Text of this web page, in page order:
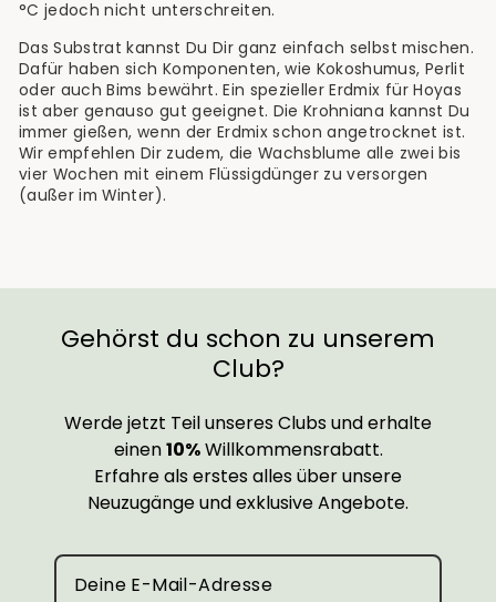
°C jedoch nicht unterschreiten.
Das Substrat kannst Du Dir ganz einfach selbst mischen.
Dafür haben sich Komponenten, wie Kokoshumus, Perlit
oder auch Bims bewährt. Ein spezieller Erdmix für Hoyas
ist aber genauso gut geeignet. Die Krohniana kannst Du
immer gießen, wenn der Erdmix schon angetrocknet ist.
Wir empfehlen Dir zudem, die Wachsblume alle zwei bis
vier Wochen mit einem Flüssigdünger zu versorgen
(außer im Winter).
Gehörst du schon zu unserem
Club?
Werde jetzt Teil unseres Clubs und erhalte
einen10%Willkommensrabatt.
Erfahre als erstes alles über unsere
Neuzugänge und exklusive Angebote.